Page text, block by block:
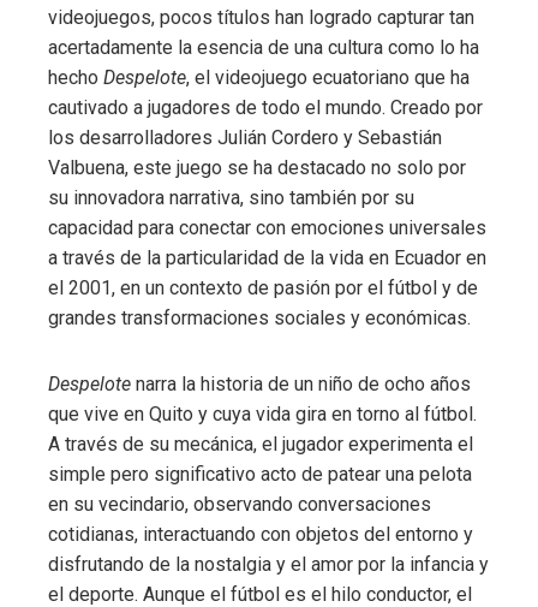
videojuegos, pocos títulos han logrado capturar tan
acertadamente la esencia de una cultura como lo ha
hecho Despelote, el videojuego ecuatoriano que ha
cautivado a jugadores de todo el mundo. Creado por
los desarrolladores Julián Cordero y Sebastián
Valbuena, este juego se ha destacado no solo por
su innovadora narrativa, sino también por su
capacidad para conectar con emociones universales
a través de la particularidad de la vida en Ecuador en
el 2001, en un contexto de pasión por el fútbol y de
grandes transformaciones sociales y económicas.
Despelote narra la historia de un niño de ocho años
que vive en Quito y cuya vida gira en torno al fútbol.
A través de su mecánica, el jugador experimenta el
simple pero significativo acto de patear una pelota
en su vecindario, observando conversaciones
cotidianas, interactuando con objetos del entorno y
disfrutando de la nostalgia y el amor por la infancia y
el deporte. Aunque el fútbol es el hilo conductor, el